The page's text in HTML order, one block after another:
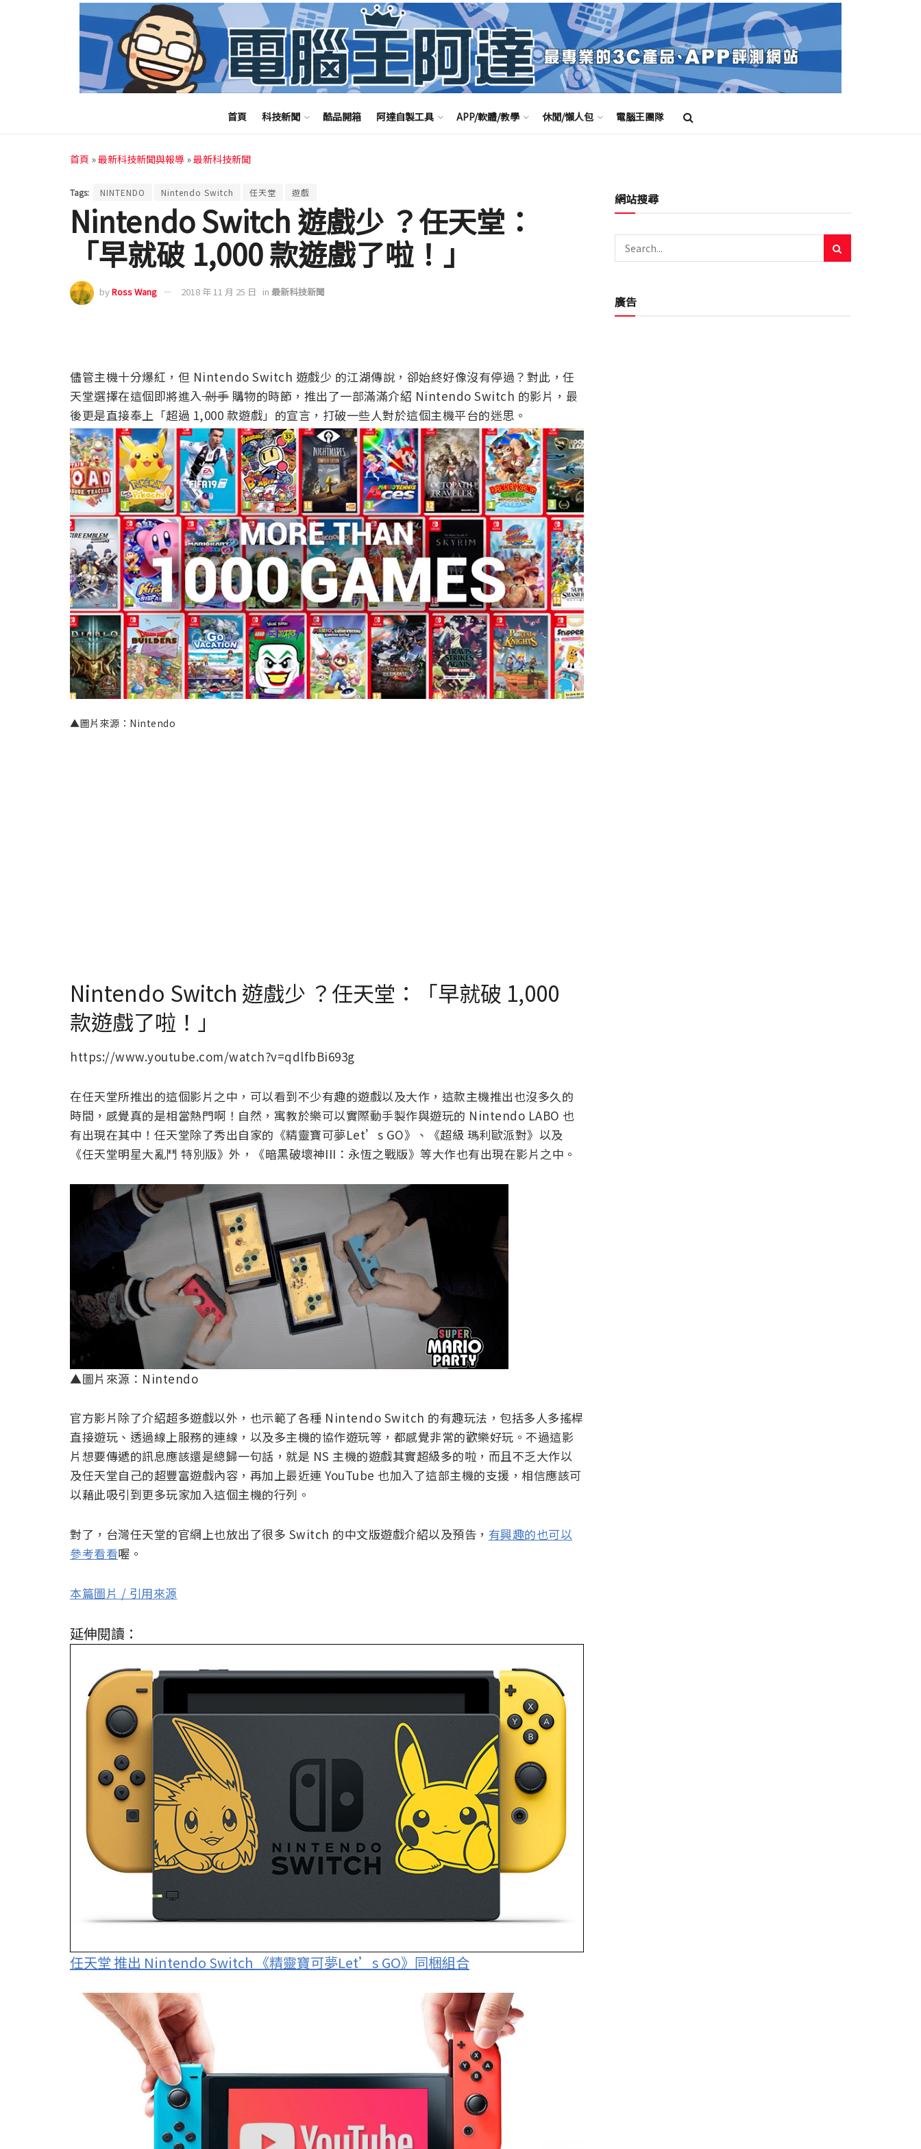
首頁 科技新聞 酷品開箱 阿達自製工具 APP/軟體/教學 休閒/懶人包 電腦王團隊
首頁 »最新科技新聞與報導 »最新科技新聞
Tags: NINTENDO Nintendo Switch 任天堂 遊戲
Nintendo Switch 遊戲少 ？任天堂：
「早就破 1,000 款遊戲了啦！」
byRoss Wang 2018 年 11 月 25 日 in 最新科技新聞
儘管主機十分爆紅，但 Nintendo Switch 遊戲少 的江湖傳說，卻始終好像沒有停過？對此，任
天堂選擇在這個即將進入剁手 購物的時節，推出了一部滿滿介紹 Nintendo Switch 的影片，最
後更是直接奉上「超過 1,000 款遊戲」的宣言，打破一些人對於這個主機平台的迷思。
▲圖片來源：Nintendo
Nintendo Switch 遊戲少 ？任天堂：「早就破 1,000
款遊戲了啦！」
https://www.youtube.com/watch?v=qdlfbBi693g
在任天堂所推出的這個影片之中，可以看到不少有趣的遊戲以及大作，這款主機推出也沒多久的
時間，感覺真的是相當熱門啊！自然，寓教於樂可以實際動手製作與遊玩的 Nintendo LABO 也
有出現在其中！任天堂除了秀出自家的《精靈寶可夢Let’s GO》、《超級 瑪利歐派對》以及
《任天堂明星大亂鬥 特別版》外，《暗黑破壞神III：永恆之戰版》等大作也有出現在影片之中。
▲圖片來源：Nintendo
官方影片除了介紹超多遊戲以外，也示範了各種 Nintendo Switch 的有趣玩法，包括多人多搖桿
直接遊玩、透過線上服務的連線，以及多主機的協作遊玩等，都感覺非常的歡樂好玩。不過這影
片想要傳遞的訊息應該還是總歸一句話，就是 NS 主機的遊戲其實超級多的啦，而且不乏大作以
及任天堂自己的超豐富遊戲內容，再加上最近連 YouTube 也加入了這部主機的支援，相信應該可
以藉此吸引到更多玩家加入這個主機的行列。
對了，台灣任天堂的官網上也放出了很多 Switch 的中文版遊戲介紹以及預告， 有興趣的也可以
參考看看喔。
本篇圖片 / 引用來源
延伸閱讀：
任天堂 推出 Nintendo Switch 《精靈寶可夢Let’s GO》同梱組合
網站搜尋
廣告